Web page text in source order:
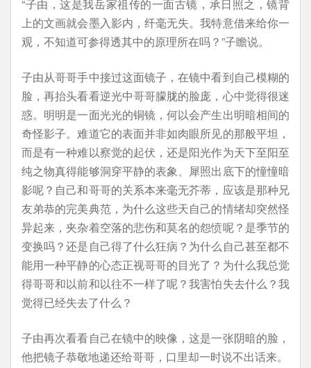
“子由，这是我岳家祖传的一面古镜，承日照之，镜背
上的文画就会墨入影内，纤毫无失。我特意借来给你一
观，不知道可参得透其中的原理所在吗？”子瞻说。
子由从哥哥手中接过这面镜子，在镜中看到自己模糊的
脸，再抬头看看逆光中哥哥朦胧的脸庞，心中觉得很迷
惑。明明是一面光光的铜镜，何以会产生出明暗相间的
奇怪影子。难道它的表面并非如肉眼所见的那般平坦，
而是有一种难以察觉的起伏，还是阳光作为天下至阳至
纯之物真得能够洞穿平静的表象、犀照出底下的憧憧暗
影呢？自己和哥哥的关系本来毫无芥蒂，应该是那种兄
友弟恭的完美典范，为什么这些天自己的情绪却突然怪
异起来，夹杂着空落的悲伤和莫名的怨愤呢？是季节的
变换吗？还是自己得了什么狂病？为什么自己甚至都不
能用一种平静的心态正视哥哥的目光了？为什么我总觉
得哥哥和以前和以往不一样了呢？我害怕失去什么？我
觉得已经失去了什么？
子由再次看看自己在镜中的映像，这是一张阴暗的脸，
他把镜子恭敬地递还给哥哥，口里却一时说不出话来。